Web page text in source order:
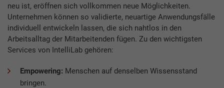
neu ist, eröffnen sich vollkommen neue Möglichkeiten.
Unternehmen können so validierte, neuartige Anwendungsfälle
individuell entwickeln lassen, die sich nahtlos in den
Arbeitsalltag der Mitarbeitenden fügen. Zu den wichtigsten
Services von IntelliLab gehören:
Empowering: Menschen auf denselben Wissensstand
bringen.